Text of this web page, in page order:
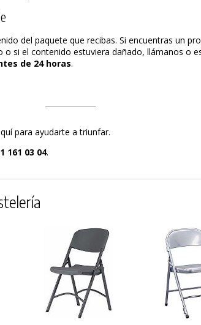
del paquete que recibas. Si encuentras un
o si el contenido estuviera dañado, llámanos o
de 24 horas.
para ayudarte a triunfar.
161 03 04.